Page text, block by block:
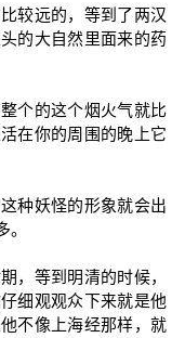
较远的，等到了两汉
的大自然里面来的药
个的这个烟火气就比
在你的周围的晚上它
种妖怪的形象就会出
，等到明清的时候，
细观观众下来就是他
不像上海经那样，就